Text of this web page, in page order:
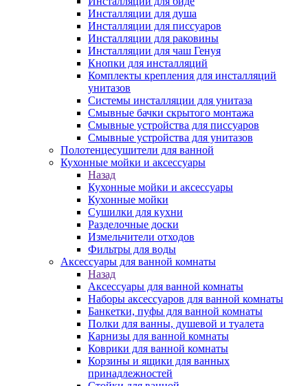
Инсталляции для душа
Инсталляции для писсуаров
Инсталляции для раковины
Инсталляции для чаш Генуя
Кнопки для инсталляций
Комплекты крепления для инсталляций
унитазов
Системы инсталляции для унитаза
Смывные бачки скрытого монтажа
Смывные устройства для писсуаров
Смывные устройства для унитазов
Полотенцесушители для ванной
Кухонные мойки и аксессуары
Назад
Кухонные мойки и аксессуары
Кухонные мойки
Сушилки для кухни
Разделочные доски
Измельчители отходов
Фильтры для воды
Аксессуары для ванной комнаты
Назад
Аксессуары для ванной комнаты
Наборы аксессуаров для ванной комнаты
Банкетки, пуфы для ванной комнаты
Полки для ванны, душевой и туалета
Карнизы для ванной комнаты
Коврики для ванной комнаты
Корзины и ящики для ванных
принадлежностей